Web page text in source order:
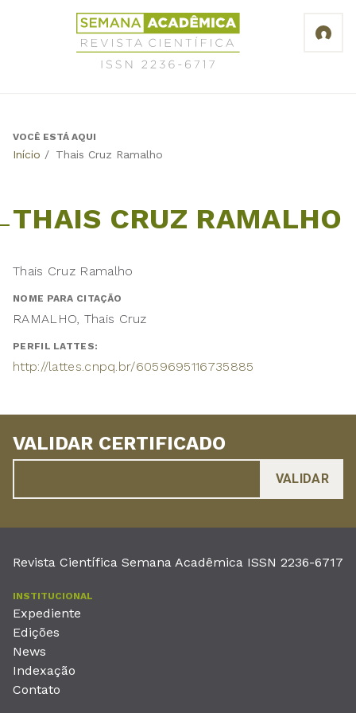
Revista
Científica
Semana
6717
Back
VOCÊ ESTÁ AQUI
Início / Thais Cruz Ramalho
THAIS CRUZ RAMALHO
Thais Cruz Ramalho
NOME PARA CITAÇÃO
RAMALHO, Thais Cruz
PERFIL LATTES:
http://lattes.cnpq.br/6059695116735885
VALIDAR CERTIFICADO
Revista Científica Semana Acadêmica ISSN 2236-6717
INSTITUCIONAL
Expediente
Edições
News
Indexação
Contato